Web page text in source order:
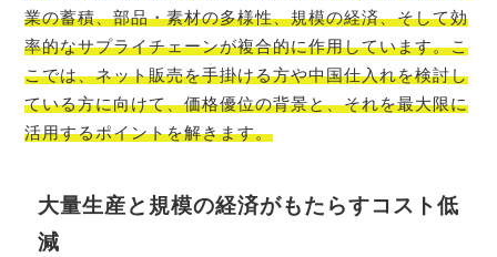
業の蓄積、部品・素材の多様性、規模の経済、そして効
率的なサプライチェーンが複合的に作用しています。こ
こでは、ネット販売を手掛ける方や中国仕入れを検討し
ている方に向けて、価格優位の背景と、それを最大限に
活用するポイントを解きます。
大量生産と規模の経済がもたらすコスト低
減